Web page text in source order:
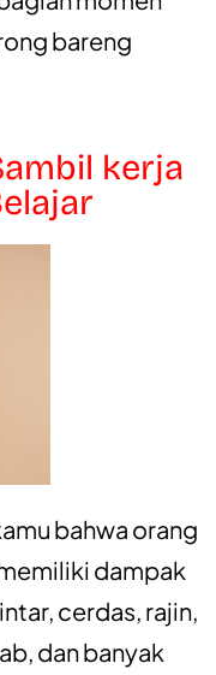
bareng
kerja
bahwa orang
dampak
cerdas, rajin,
dan banyak